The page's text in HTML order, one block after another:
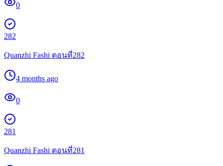
0
282
Quanzhi Fashi ตอนที่282
4 months ago
0
281
Quanzhi Fashi ตอนที่281